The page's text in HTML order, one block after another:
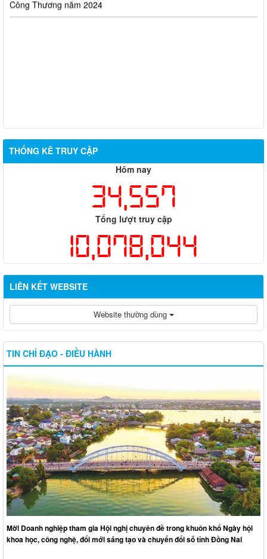
THỐNG KÊ TRUY CẬP
Hôm nay
34,557
Tổng lượt truy cập
10,078,044
LIÊN KẾT WEBSITE
Website thường dùng
TIN CHỈ ĐẠO - ĐIỀU HÀNH
Mời Doanh nghiệp tham gia Hội nghị chuyên đề trong khuôn khổ Ngày hội
khoa học, công nghệ, đổi mới sáng tạo và chuyển đổi số tỉnh Đồng Nai